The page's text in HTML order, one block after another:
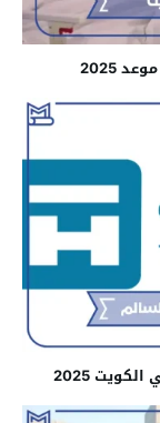
2025
2025